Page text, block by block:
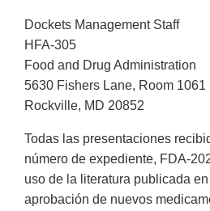
Dockets Management Staff
HFA-305
Food and Drug Administration
5630 Fishers Lane, Room 1061
Rockville, MD 20852
Todas las presentaciones
número de expediente, FDA-
uso de la literatura publicada
aprobación de nuevos